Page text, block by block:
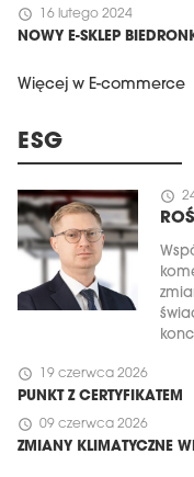
schedule 16 lutego 2024
NOWY E-SKLEP
Więcej w E-commerce
ESG
schedule
schedule 19 czerwca 2026
PUNKT Z CERTYFIKATEM
schedule 09 czerwca 2026
ZMIANY KLIMATYCZNE